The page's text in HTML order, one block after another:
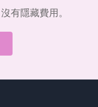
有隱藏費用。